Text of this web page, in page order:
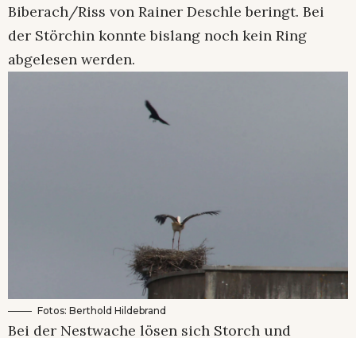
Biberach/Riss von Rainer Deschle beringt. Bei
der Störchin konnte bislang noch kein Ring
abgelesen werden.
Fotos: Berthold Hildebrand
Bei der Nestwache lösen sich Storch und